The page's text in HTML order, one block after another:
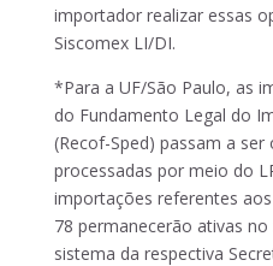
importador realizar essas
Siscomex LI/DI.
*Para a UF/São Paulo, as
do Fundamento Legal do
(Recof-Sped) passam a
processadas por meio do
importações referentes
78 permanecerão ativas
sistema da respectiva